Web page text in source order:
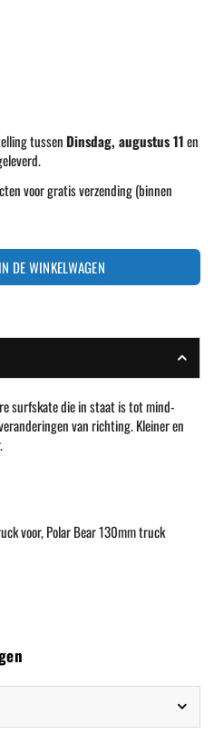
tussen Dinsdag, augustus 11en
voor gratis verzending (binnen
IN DE WINKELWAGEN
surfskate die in staat is tot mind-
van richting. Kleiner en
voor,Polar Bear 130mm truck